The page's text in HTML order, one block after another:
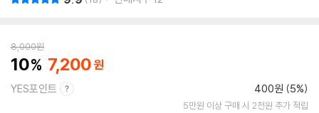
8,000원
10 7,200
YES포인트 400원 (5%)
5만원 이상 구매 시 2천원 추가 적립